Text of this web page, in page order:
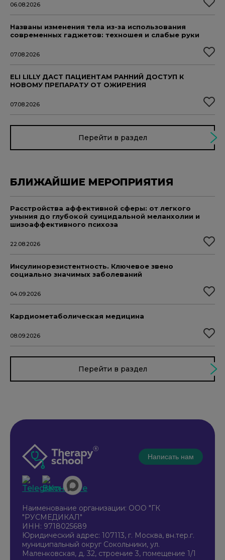
06.08.2026
Названы изменения тела из-за использования
современных гаджетов: техношея и слабые руки
07.08.2026
ELI LILLY ДАСТ ПАЦИЕНТАМ РАННИЙ ДОСТУП К
НОВОМУ ПРЕПАРАТУ ОТ ОЖИРЕНИЯ
07.08.2026
Перейти в раздел
БЛИЖАЙШИЕ МЕРОПРИЯТИЯ
Расстройства аффективной сферы: от легкого
уныния до глубокой суицидальной меланхолии и
шизоаффективного психоза
22.08.2026
Инсулинорезистентность. Ключевое звено
социально значимых заболеваний
04.09.2026
Кардиометаболическая медицина
08.09.2026
Перейти в раздел
Написать нам
Наименование организации: ООО "ГК
"РУСМЕДИКАЛ"
ИНН: 9718025689
Юридический адрес: 107113, г. Москва, вн.тер.г.
муниципальный округ Сокольники, ул.
Маленковская, д. 32, строение 3, помещение 1/1